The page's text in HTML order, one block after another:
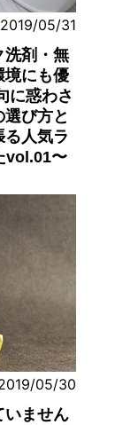
2019/05/31
洗剤・無
境にも優
に惑わさ
び方と
人気ラ
vol.01〜
05/30
いません